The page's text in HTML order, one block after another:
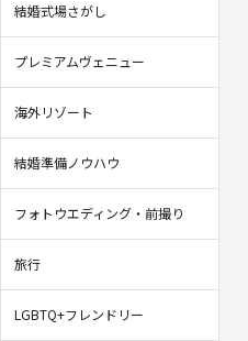
結婚式場さがし
プレミアムヴェニュー
海外リゾート
結婚準備ノウハウ
フォトウエディング・前撮り
旅行
LGBTQ+フレンドリー